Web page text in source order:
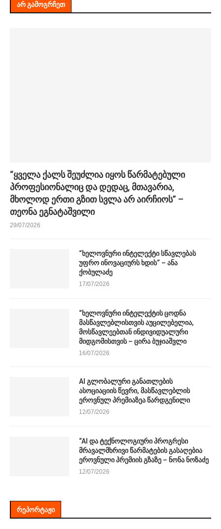
ᲐᲠ ᲒᲐᲛᲝᲒᲠᲩᲔᲗ
“ყველა ქალს შეუძლია იყოს წარმატებული
პროფესიონალიც და დედაც, მთავარია,
მხოლოდ ერთი გზით სვლა არ აირჩიოს” –
თეონა ეგნატაშვილი
29/07/2026
“ხელოვნური ინტელექტი სწავლებას
უფრო ინოვაციურს ხდის“ – ანა
ქობულაძე
17/07/2026
“ხელოვნური ინტელექტის ცოდნა
მასწავლებლისთვის აუცილებელია,
მოსწავლეებთან ინდივიდუალური
მიდგომისთვის – ცირა ბუჯიაშვლი
16/07/2026
AI გლობალური განათლების
ასოციაციის წევრი, მასწავლებლის
ეროვნულ პრემიაზეა წარდგენილი
12/07/2026
“AI და ტექნოლოგიური პროგრესი
მრავალმხრივი წარმატების გასაღებია
ეროვნული პრემიის გზაზე – ნონა ნოზაძე
12/07/2026
ᲠᲔᲞᲝᲠᲢᲐᲟᲘ